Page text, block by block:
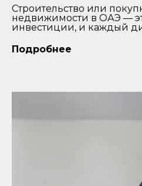
Строительство или
недвижимости в ОАЭ —
инвестиции, и каждый
Подробнее